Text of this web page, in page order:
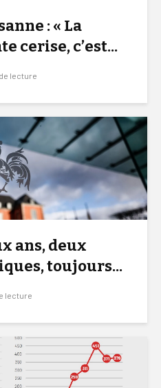
: « La
cerise, c’est...
lecture
ans, deux
toujours...
lecture